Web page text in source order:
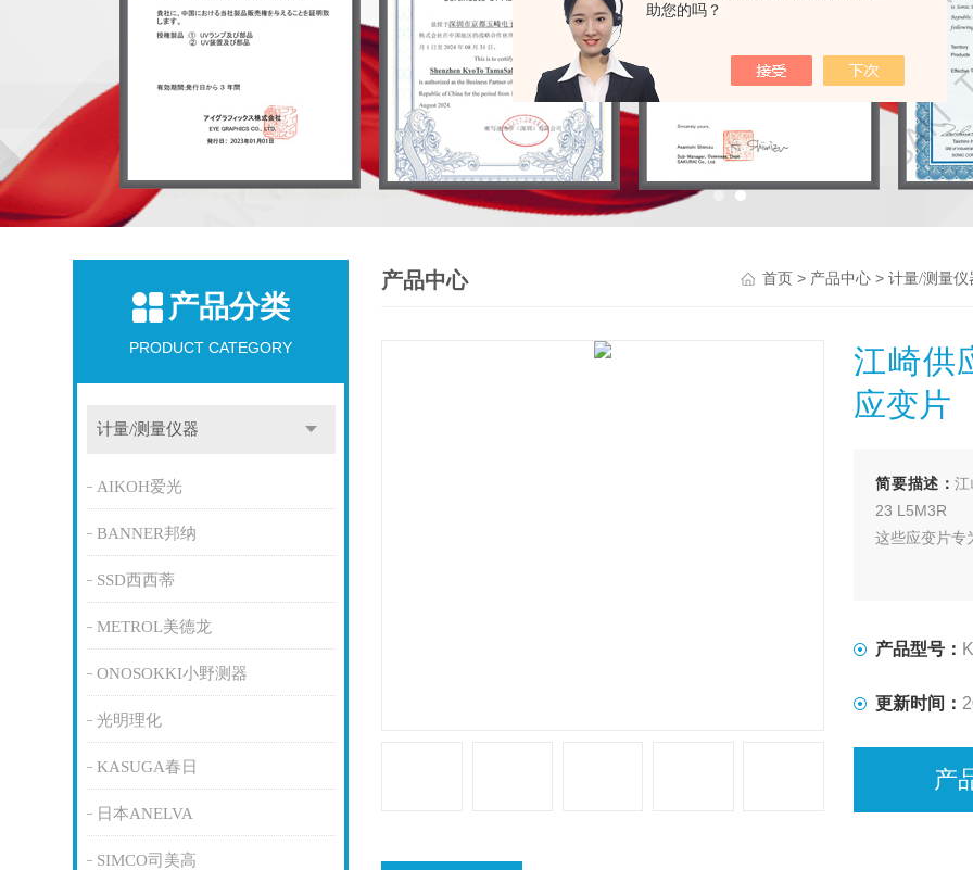
助您的吗？
产品分类
PRODUCT CATEGORY
计量/测量仪器
AIKOH爱光
BANNER邦纳
SSD西西蒂
METROL美德龙
ONOSOKKI小野测器
光明理化
KASUGA春日
日本ANELVA
SIMCO司美高
产品中心 首页> 产品中心> 计量/测量仪
江崎供
应变片
简要描述：
23 L5M3R
这些应变片专
产品型号：
更新时间：
产